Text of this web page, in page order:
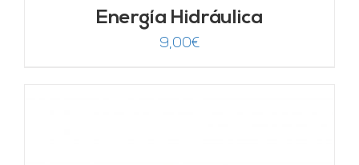
Energía Hidráulica
9,00€